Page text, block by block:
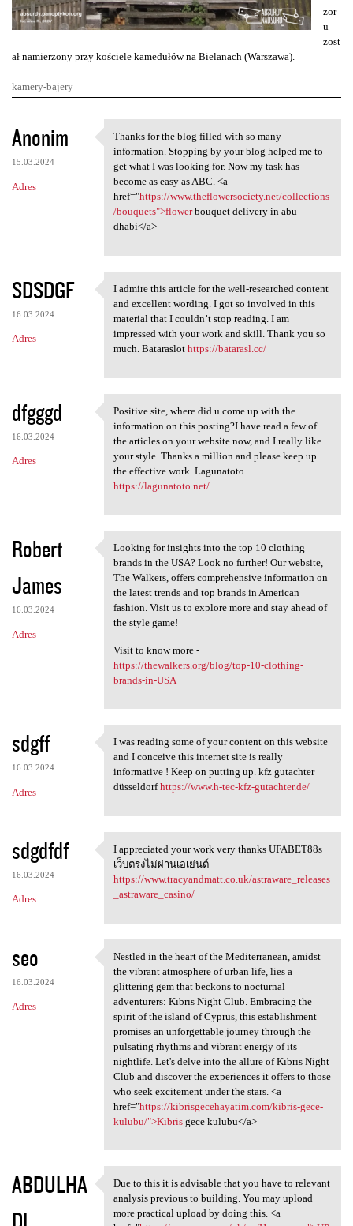
zor
u
zost
ał namierzony przy kościele kamedułów na Bielanach (Warszawa).
kamery-bajery
K
o
m
e
r
z
e
Anonim
15.03.2024
Adres
Thanks for the blog filled
Thanks for the blog filled with so many
information. Stopping by your blog helped me to
get what I was looking for. Now my task has
become as easy as ABC. <a
href="https://www.theflowersociety.net/collections
/bouquets">flowerbouquet delivery in abu
dhabi</a>
SDSDGF
16.03.2024
Adres
I admire this article for the
I admire this article for the well-researched content
and excellent wording. I got so involved in this
material that I couldn’t stop reading. I am
impressed with your work and skill. Thank you so
much. Bataraslot https://batarasl.cc/
dfgggd
16.03.2024
Adres
Positive site, where did u
Positive site, where did u come up with the
information on this posting?I have read a few of
the articles on your website now, and I really like
your style. Thanks a million and please keep up
the effective work. Lagunatoto
https://lagunatoto.net/
Robert
James
16.03.2024
Adres
Looking for insights into the
Looking for insights into the top 10 clothing
brands in the USA? Look no further! Our website,
The Walkers, offers comprehensive information on
the latest trends and top brands in American
fashion. Visit us to explore more and stay ahead of
the style game!
Visit to know more -
https://thewalkers.org/blog/top-10-clothing-
brands-in-USA
sdgff
16.03.2024
Adres
I was reading some of your
I was reading some of your content on this website
and I conceive this internet site is really
informative ! Keep on putting up. kfz gutachter
düsseldorfhttps://www.h-tec-kfz-gutachter.de/
sdgdfdf
16.03.2024
Adres
I appreciated your work very
I appreciated your work very thanks UFABET88s
เว็บตรงไม่ผ่านเอเย่นต์
https://www.tracyandmatt.co.uk/astraware_releases
_astraware_casino/
seo
16.03.2024
Adres
Nestled in the heart of the
Nestled in the heart of the Mediterranean, amidst
the vibrant atmosphere of urban life, lies a
glittering gem that beckons to nocturnal
adventurers: Kıbrıs Night Club. Embracing the
spirit of the island of Cyprus, this establishment
promises an unforgettable journey through the
pulsating rhythms and vibrant energy of its
nightlife. Let's delve into the allure of Kıbrıs Night
Club and discover the experiences it offers to those
who seek excitement under the stars. <a
href="https://kibrisgecehayatim.com/kibris-gece-
kulubu/">Kibrisgece kulubu</a>
ABDULHA
Due to this it is advisable
Due to this it is advisable that you have to relevant
analysis previous to building. You may upload
more practical upload by doing this. <a